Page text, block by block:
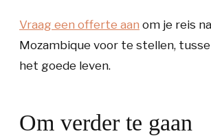
Vraag een offerte aan om je reis
Mozambique voor te stellen,
het goede leven.
Om verder te gaan